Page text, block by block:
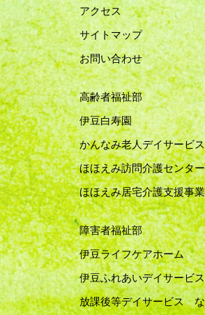
アクセス
サイトマップ
お問い合わせ
高齢者福祉部
伊豆白寿園
かんなみ老人デイサービス
ほほえみ訪問介護センター
ほほえみ居宅介護支援事
障害者福祉部
伊豆ライフケアホーム
伊豆ふれあいデイサービ
放課後等デイサービス